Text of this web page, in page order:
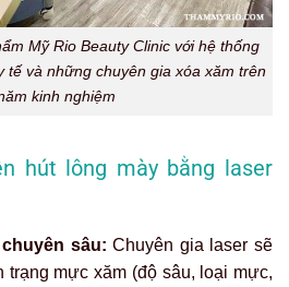
Mỹ Rio Beauty Clinic với hệ thống
tế và những chuyên gia xóa xăm trên
kinh nghiệm
hút lông mày bằng laser
sâu: Chuyên gia laser sẽ
trạng mực xăm (độ sâu, loại mực,